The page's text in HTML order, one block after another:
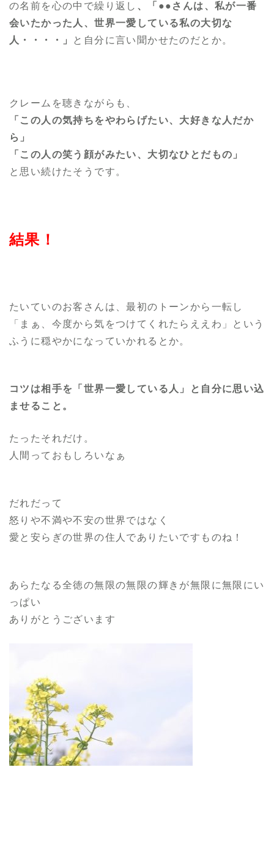
の名前を心の中で繰り返し 、「●●さんは、私が一番
会いたかった人、世界一愛している私の大切な
人・・・・」
と自分に言い聞かせたのだとか。
クレームを聴きながらも、
「この人の気持ちをやわらげたい、大好きな人だか
ら」
「この人の笑う顔がみたい、大切なひとだもの」
と思い続けたそうです。
結果！
たいていのお客さんは、最初のトーンから一転し
「まぁ、今度から気をつけてくれたらええわ」という
ふうに穏やかになっていかれるとか。
コツは相手を「世界一愛している人」と自分に思い込
ませること。
たったそれだけ。
人間っておもしろいなぁ
だれだって
怒りや不満や不安の世界ではなく
愛と安らぎの世界の住人でありたいですものね！
あらたなる全徳の無限の無限の輝きが無限に無限にい
っぱい
ありがとうございます